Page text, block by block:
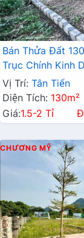
Bán Thửa Đất
Trục Chính Kinh
Vị Trí: Tân Tiến
Diện Tích: 130m²
Giá:1.5-2 Tỉ
CHƯƠNG MỸ